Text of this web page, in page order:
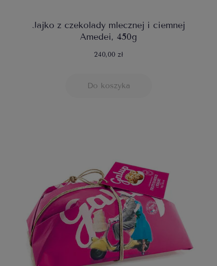
Jajko z czekolady mlecznej i ciemnej
Amedei, 450g
240,00 zł
Do koszyka